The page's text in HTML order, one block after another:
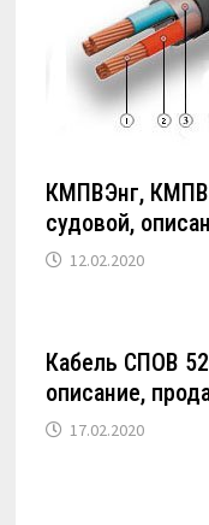
КМПВЭнг,
судовой,
12.02.2020
Кабель СПОВ
описание,
17.02.2020